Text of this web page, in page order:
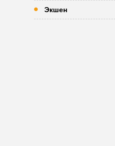
Экшен